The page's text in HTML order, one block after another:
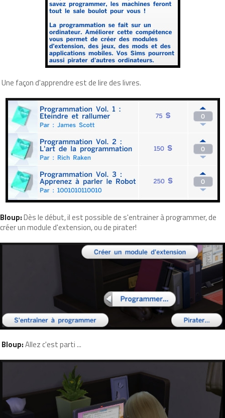
Une façon d'apprendre est de lire des livres.
Bloup:Dès le début, il est possible de s'entrainer à programmer, de
créer un module d'extension, ou de pirater!
Bloup:Allez c'est parti ...